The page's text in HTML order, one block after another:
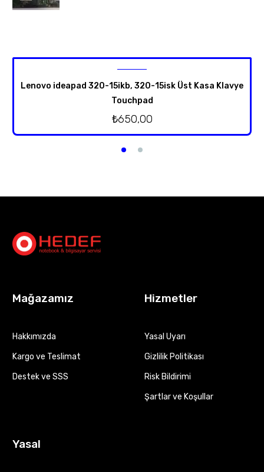
Lenovo ideapad 320-15ikb, 320-15isk Üst Kasa Klavye
Touchpad
₺650,00
Mağazamız
Hakkımızda
Kargo ve Teslimat
Destek ve SSS
Hizmetler
Yasal Uyarı
Gizlilik Politikası
Risk Bildirimi
Şartlar ve Koşullar
Yasal